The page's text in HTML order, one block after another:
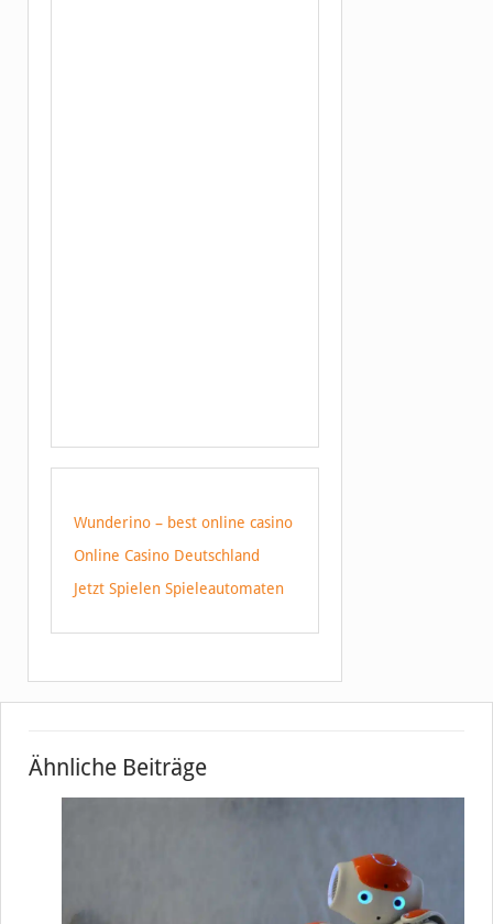
Wunderino – best online casino
Online Casino Deutschland
Jetzt Spielen Spieleautomaten
Ähnliche Beiträge